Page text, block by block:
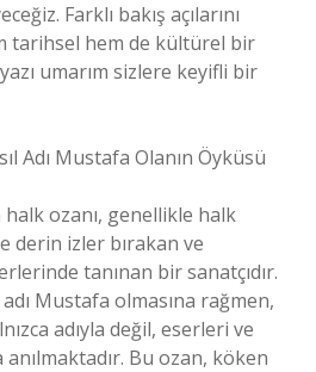
Farklı bakış açılarını
tarihsel hem de kültürel bir
umarım sizlere keyifli bir
Adı Mustafa Olanın Öyküsü
halk ozanı, genellikle halk
derin izler bırakan ve
tanınan bir sanatçıdır.
Mustafa olmasına rağmen,
adıyla değil, eserleri ve
Bu ozan, köken